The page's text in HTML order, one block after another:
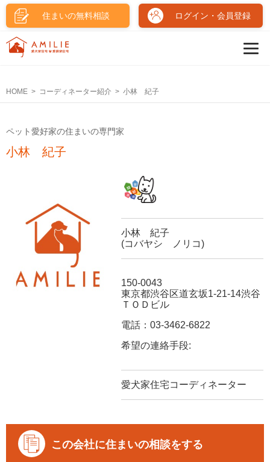
住まいの無料相談 ログイン・会員登録
HOME コーディネーター紹介 小林 紀子
ペット愛好家の住まいの専門家
小林 紀子
小林 紀子
(コバヤシ ノリコ)
150-0043
東京都渋谷区道玄坂1-21-14渋谷
ＴＯＤビル
電話：03-3462-6822
希望の連絡手段:
愛犬家住宅コーディネーター
この会社に住まいの相談をする